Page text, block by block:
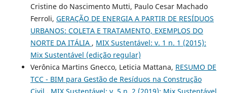
Cristine do Nascimento Mutti, Paulo Cesar Machado
Ferroli, GERAÇÃO DE ENERGIA A PARTIR DE RESÍDUOS
URBANOS: COLETA E TRATAMENTO, EXEMPLOS DO
NORTE DA ITÁLIA , MIX Sustentável: v. 1 n. 1 (2015):
Mix Sustentável (edição regular)
Verônica Martins Gnecco, Leticia Mattana, RESUMO DE
TCC - BIM para Gestão de Resíduos na Construção